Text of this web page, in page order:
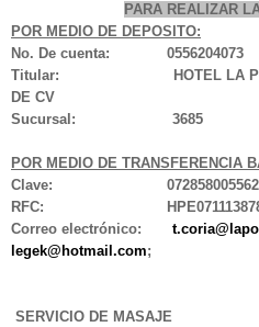
PARA REALIZAR
POR MEDIO DE DEPOSITO:
No. De cuenta: 0556204073
Titular: HOTEL LA
DE CV
Sucursal: 3685
POR MEDIO DE TRANSFERENCIA
Clave:
RFC:
Correo electrónico:
legek@hotmail.com;
SERVICIO DE MASAJE